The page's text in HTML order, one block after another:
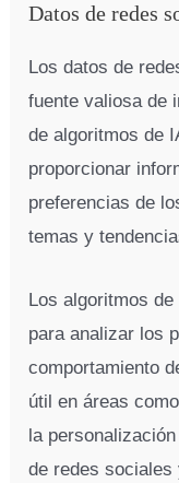
Datos de redes
Los datos de
fuente valiosa de
de algoritmos de
proporcionar
preferencias de
temas y
Los algoritmos
para analizar los
comportamiento
útil en áreas
la
de redes sociales